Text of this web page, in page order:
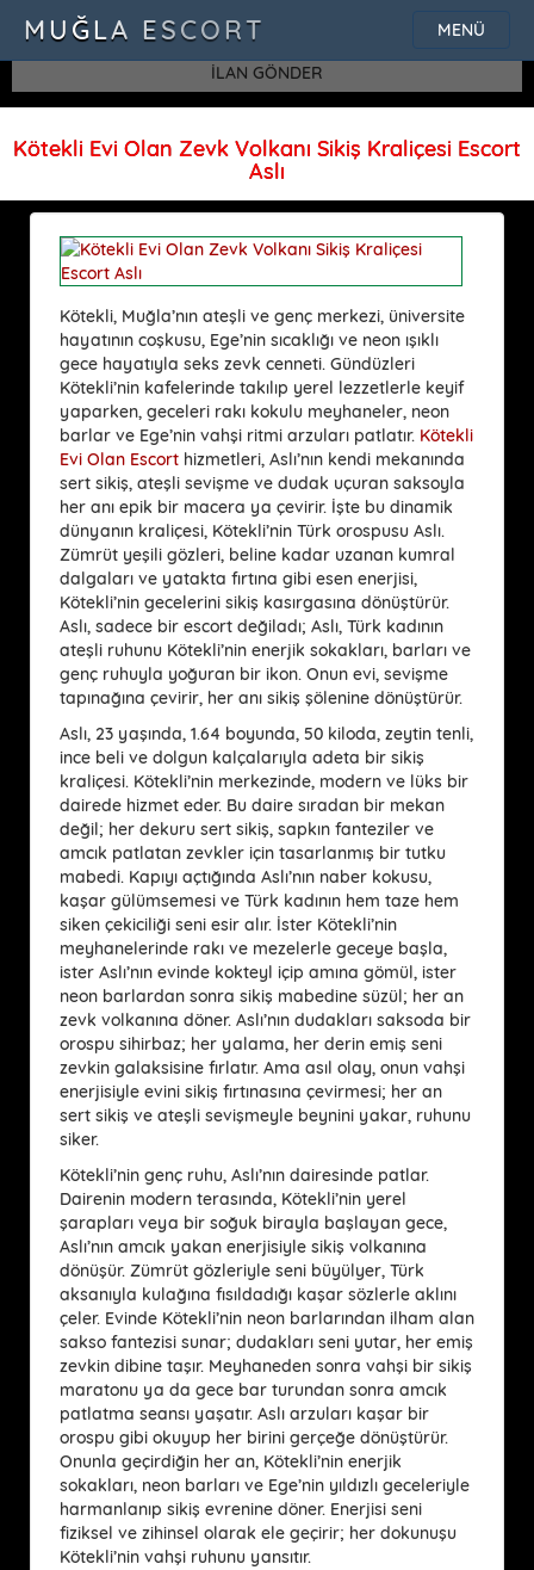
SQLSTATE[42000]: Syntax error or access violation: 1115 Unknown
character set: 'uf8'
MENÜ
MUĞLA ESCORT
İLAN GÖNDER
Kötekli Evi Olan Zevk Volkanı Sikiş Kraliçesi Escort
Aslı
Kötekli, Muğla’nın ateşli ve genç merkezi, üniversite
hayatının coşkusu, Ege’nin sıcaklığı ve neon ışıklı
gece hayatıyla seks zevk cenneti. Gündüzleri
Kötekli’nin kafelerinde takılıp yerel lezzetlerle keyif
yaparken, geceleri rakı kokulu meyhaneler, neon
barlar ve Ege’nin vahşi ritmi arzuları patlatır. Kötekli
Evi Olan Escort hizmetleri, Aslı’nın kendi mekanında
sert sikiş, ateşli sevişme ve dudak uçuran saksoyla
her anı epik bir macera ya çevirir. İşte bu dinamik
dünyanın kraliçesi, Kötekli’nin Türk orospusu Aslı.
Zümrüt yeşili gözleri, beline kadar uzanan kumral
dalgaları ve yatakta fırtına gibi esen enerjisi,
Kötekli’nin gecelerini sikiş kasırgasına dönüştürür.
Aslı, sadece bir escort değiladı; Aslı, Türk kadının
ateşli ruhunu Kötekli’nin enerjik sokakları, barları ve
genç ruhuyla yoğuran bir ikon. Onun evi, sevişme
tapınağına çevirir, her anı sikiş şölenine dönüştürür.
Aslı, 23 yaşında, 1.64 boyunda, 50 kiloda, zeytin tenli,
ince beli ve dolgun kalçalarıyla adeta bir sikiş
kraliçesi. Kötekli’nin merkezinde, modern ve lüks bir
dairede hizmet eder. Bu daire sıradan bir mekan
değil; her dekuru sert sikiş, sapkın fanteziler ve
amcık patlatan zevkler için tasarlanmış bir tutku
mabedi. Kapıyı açtığında Aslı’nın naber kokusu,
kaşar gülümsemesi ve Türk kadının hem taze hem
siken çekiciliği seni esir alır. İster Kötekli’nin
meyhanelerinde rakı ve mezelerle geceye başla,
ister Aslı’nın evinde kokteyl içip amına gömül, ister
neon barlardan sonra sikiş mabedine süzül; her an
zevk volkanına döner. Aslı’nın dudakları saksoda bir
orospu sihirbaz; her yalama, her derin emiş seni
zevkin galaksisine fırlatır. Ama asıl olay, onun vahşi
enerjisiyle evini sikiş fırtınasına çevirmesi; her an
sert sikiş ve ateşli sevişmeyle beynini yakar, ruhunu
siker.
Kötekli’nin genç ruhu, Aslı’nın dairesinde patlar.
Dairenin modern terasında, Kötekli’nin yerel
şarapları veya bir soğuk birayla başlayan gece,
Aslı’nın amcık yakan enerjisiyle sikiş volkanına
dönüşür. Zümrüt gözleriyle seni büyülyer, Türk
aksanıyla kulağına fısıldadığı kaşar sözlerle aklını
çeler. Evinde Kötekli’nin neon barlarından ilham alan
sakso fantezisi sunar; dudakları seni yutar, her emiş
zevkin dibine taşır. Meyhaneden sonra vahşi bir sikiş
maratonu ya da gece bar turundan sonra amcık
patlatma seansı yaşatır. Aslı arzuları kaşar bir
orospu gibi okuyup her birini gerçeğe dönüştürür.
Onunla geçirdiğin her an, Kötekli’nin enerjik
sokakları, neon barları ve Ege’nin yıldızlı geceleriyle
harmanlanıp sikiş evrenine döner. Enerjisi seni
fiziksel ve zihinsel olarak ele geçirir; her dokunuşu
Kötekli’nin vahşi ruhunu yansıtır.